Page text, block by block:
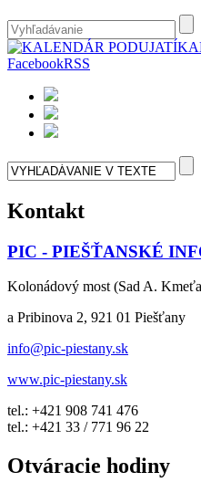
FacebookRSS
Kontakt
PIC - PIEŠŤANSKÉ
Kolonádový most (Sad A.
a Pribinova 2, 921 01 Piešťany
info@pic-piestany.sk
www.pic-piestany.sk
tel.: +421 908 741 476
tel.: +421 33 / 771 96 22
Otváracie hodiny